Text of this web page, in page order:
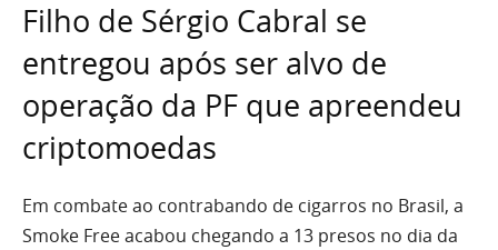
Filho de Sérgio Cabral se
entregou após ser alvo de
operação da PF que apreendeu
criptomoedas
Em combate ao contrabando de cigarros no Brasil, a
Smoke Free acabou chegando a 13 presos no dia da